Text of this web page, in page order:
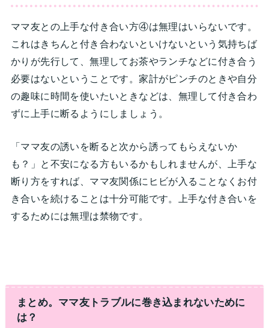
ママ友との上手な付き合い方④は無理はいらないです。
これはきちんと付き合わないといけないという気持ちば
かりが先行して、無理してお茶やランチなどに付き合う
必要はないということです。家計がピンチのときや自分
の趣味に時間を使いたいときなどは、無理して付き合わ
ずに上手に断るようにしましょう。
「ママ友の誘いを断ると次から誘ってもらえないか
も？」と不安になる方もいるかもしれませんが、上手な
断り方をすれば、ママ友関係にヒビが入ることなくお付
き合いを続けることは十分可能です。上手な付き合いを
するためには無理は禁物です。
まとめ。ママ友トラブルに巻き込まれないために
は？